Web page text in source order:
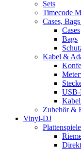
Sets
Timecode
Cases,
Cases
Bags
Kabel &
Zubehör &
Vinyl-DJ